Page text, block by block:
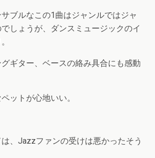
ブルなこの1曲はジャンルではジャ
しょうが、ダンスミュージックのイ
ギター、ベースの絡み具合にも感動
ットが心地いい。
、Jazzファンの受けは悪かったそう